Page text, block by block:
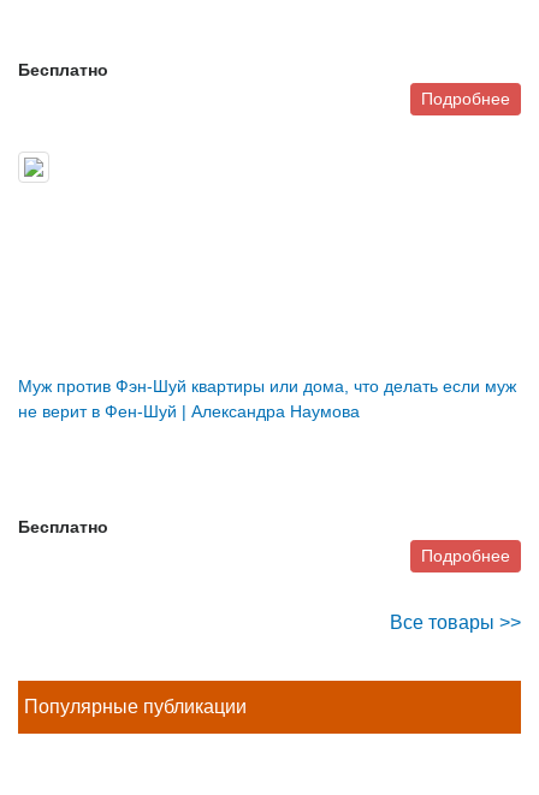
Бесплатно
Подробнее
Муж против Фэн-Шуй квартиры или дома, что делать если муж
не верит в Фен-Шуй | Александра Наумова
Бесплатно
Подробнее
Все товары >>
Популярные публикации